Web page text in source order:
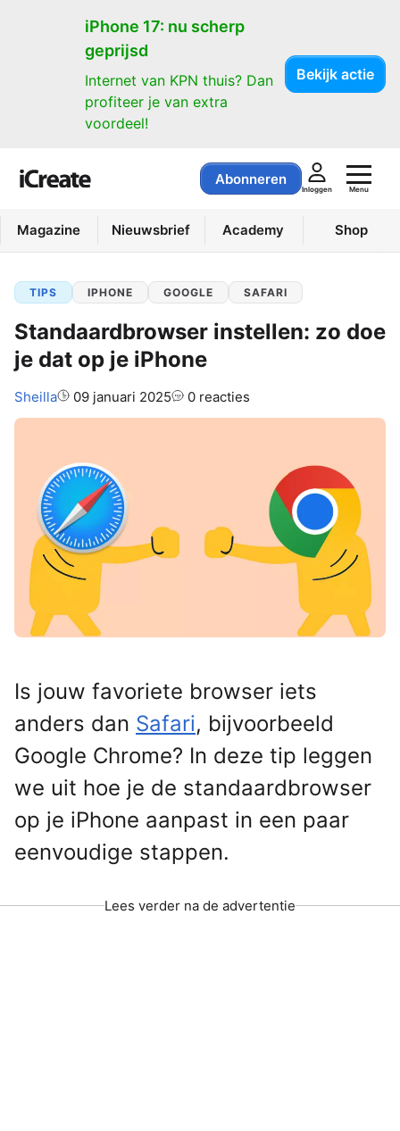
iPhone 17: nu scherp
geprijsd
Internet van KPN thuis? Dan
profiteer je van extra
voordeel!
Bekijk actie
Abonneren
Inloggen Menu
Magazine Nieuwsbrief Academy Shop
TIPS IPHONE GOOGLE SAFARI
Standaardbrowser instellen: zo doe
je dat op je iPhone
Auteur:
Sheilla 09 januari 2025 0 reacties
Is jouw favoriete browser iets
anders dan Safari, bijvoorbeeld
Google Chrome? In deze tip leggen
we uit hoe je de standaardbrowser
op je iPhone aanpast in een paar
eenvoudige stappen.
Lees verder na de advertentie